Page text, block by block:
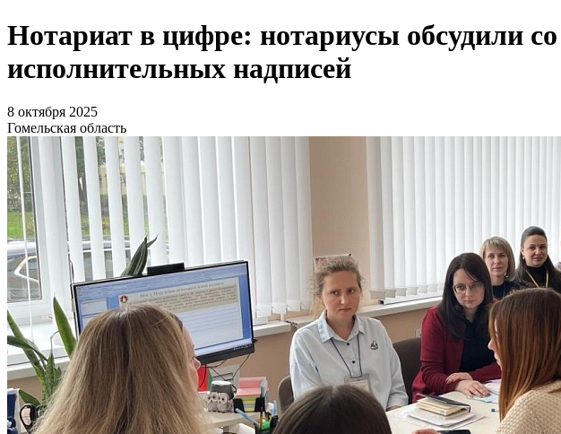
Нотариат в цифре: нотариусы обсудили
исполнительных надписей
8 октября 2025
Гомельская область